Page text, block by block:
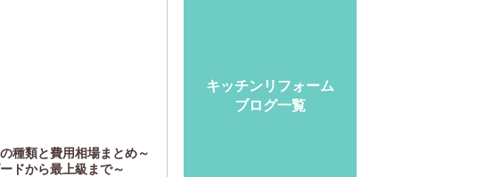
種類と費用相場まとめ～
ドから最上級まで～
キッチンリフォーム
ブログ一覧